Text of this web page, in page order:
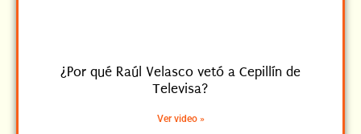
¿Por qué Raúl Velasco vetó a Cepillín de
Televisa?
Ver video »